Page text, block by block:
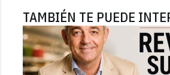
TAMBIÉN TE PUEDE